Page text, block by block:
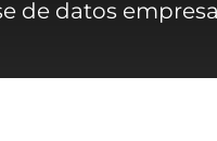
de datos